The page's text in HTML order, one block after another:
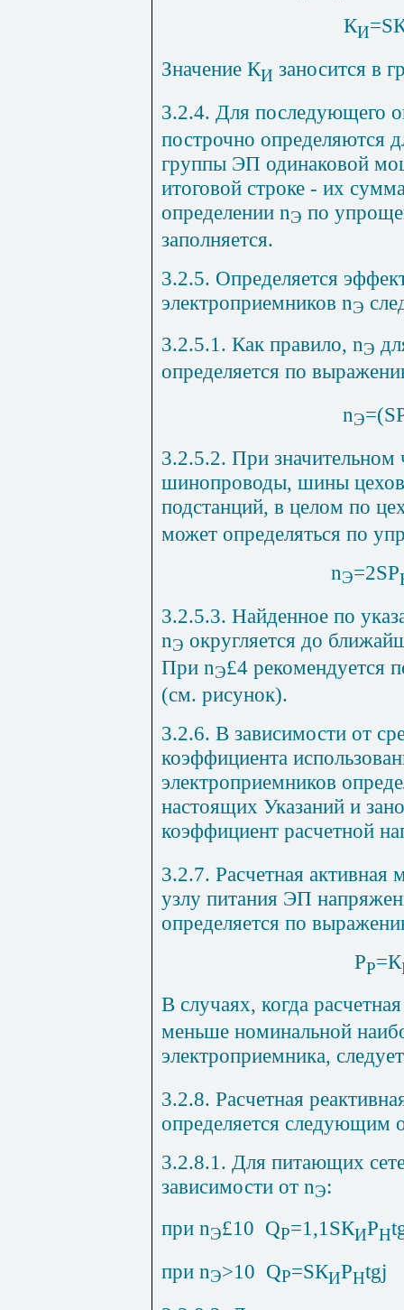
КИ=S
Значение КИ заносится в
3.2.4. Для последующего
построчно определяются
группы ЭП одинаковой
итоговой строке - их
определении nЭ по
заполняется.
3.2.5. Определяется
электроприемников nЭ
3.2.5.1. Как правило, nЭ
определяется по
nЭ=(S
3.2.5.2. При
шинопроводы, шины
подстанций, в целом по
может определяться по
nЭ=2SР
3.2.5.3. Найденное по
nЭ округляется до
При nЭ£4 рекомендуется
(см. рисунок).
3.2.6. В зависимости от
коэффициента
электроприемников
настоящих Указаний и
коэффициент расчетной
3.2.7. Расчетная
узлу питания ЭП
определяется по
РР=К
В случаях, когда
меньше номинальной
электроприемника,
3.2.8. Расчетная
определяется следующим
3.2.8.1. Для питающих
зависимости от nЭ:
при nЭ£10 QР=1,1SКИРН
при nЭ>10 QР=SКИРНtgj